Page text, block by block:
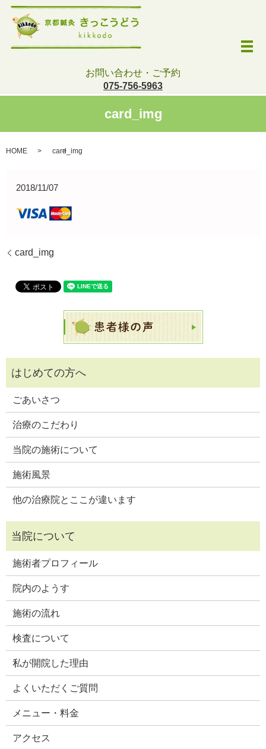
お問い合わせ・ご予約
075-756-5963
メ
card_img
HOME card_img
2018/11/07
card_img
ごあいさつ
治療のこだわり
当院の施術について
施術風景
他の治療院とここが違います
施術者プロフィール
院内のようす
施術の流れ
検査について
私が開院した理由
よくいただくご質問
メニュー・料金
アクセス